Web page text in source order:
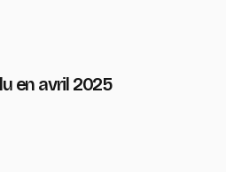
en avril 2025